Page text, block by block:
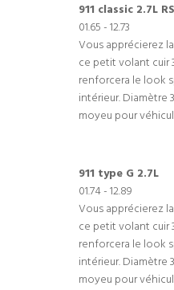
911 classic 2.7L RS
01.65 - 12.73
Vous apprécierez
ce petit volant cuir
renforcera le look
intérieur. Diamètre
moyeu pour
911 type G 2.7L
01.74 - 12.89
Vous apprécierez
ce petit volant cuir
renforcera le look
intérieur. Diamètre
moyeu pour